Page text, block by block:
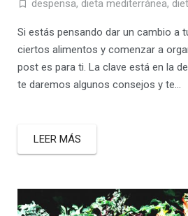
despensa, dieta mediterránea,
Si estás pensando dar un cambio a
ciertos alimentos y comenzar a
post es para ti. La clave está en la
te daremos algunos consejos y te…
LEER MÁS